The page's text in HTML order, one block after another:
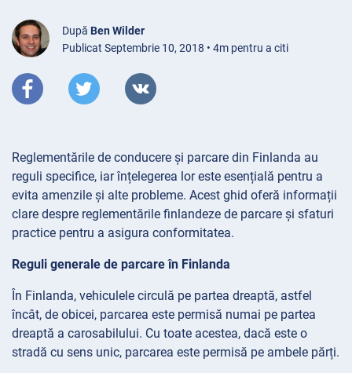
După Ben Wilder
Publicat Septembrie 10, 2018 • 4m pentru a citi
Reglementările de conducere și parcare din Finlanda au
reguli specifice, iar înțelegerea lor este esențială pentru a
evita amenzile și alte probleme. Acest ghid oferă informații
clare despre reglementările finlandeze de parcare și sfaturi
practice pentru a asigura conformitatea.
Reguli generale de parcare în Finlanda
În Finlanda, vehiculele circulă pe partea dreaptă, astfel
încât, de obicei, parcarea este permisă numai pe partea
dreaptă a carosabilului. Cu toate acestea, dacă este o
stradă cu sens unic, parcarea este permisă pe ambele părți.